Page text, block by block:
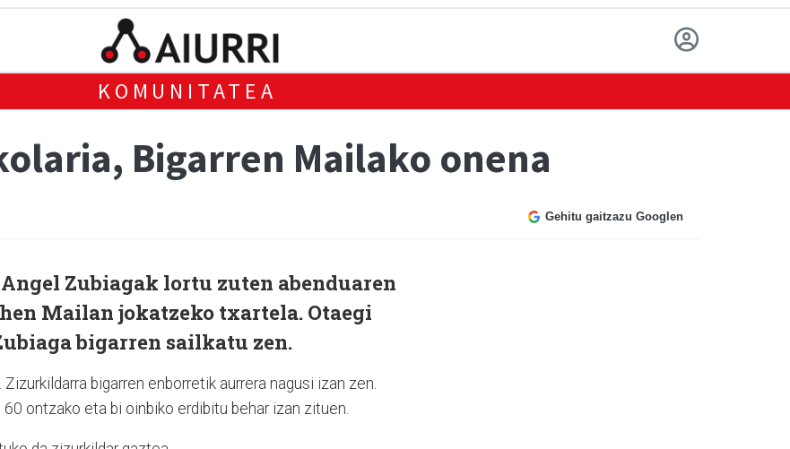
KOMUNITATEA
Bigarren Mailako onena
Gehitu gaitzazu Googlen
Zubiagak lortu zuten abenduaren
Mailan jokatzeko txartela. Otaegi
bigarren sailkatu zen.
bigarren enborretik aurrera nagusi izan zen.
ontzako eta bi oinbiko erdibitu behar izan zituen.